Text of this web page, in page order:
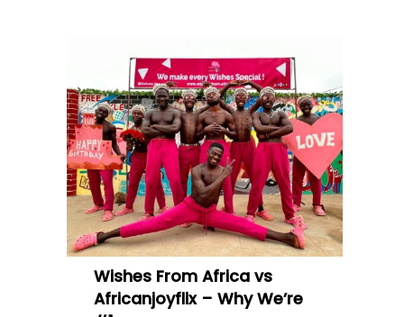
Wishes From Africa vs
Africanjoyflix – Why We’re